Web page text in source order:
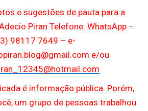
e sugestões de pauta para a
Piran Telefone: WhatsApp –
98117 7649 – e-
e/ou
é informação pública. Porém,
um grupo de pessoas trabalhou